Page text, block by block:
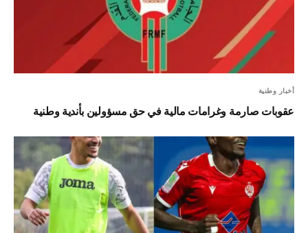
أخبار وطنية
عقوبات صارمة وغرامات مالية في حق مسؤولين بأندية وطنية